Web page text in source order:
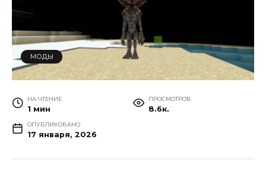
МОДЫ
НА ЧТЕНИЕ
1 мин
ПРОСМОТРОВ
8.6к.
ОПУБЛИКОВАНО
17 января, 2026